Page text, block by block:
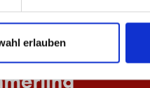
erlauben